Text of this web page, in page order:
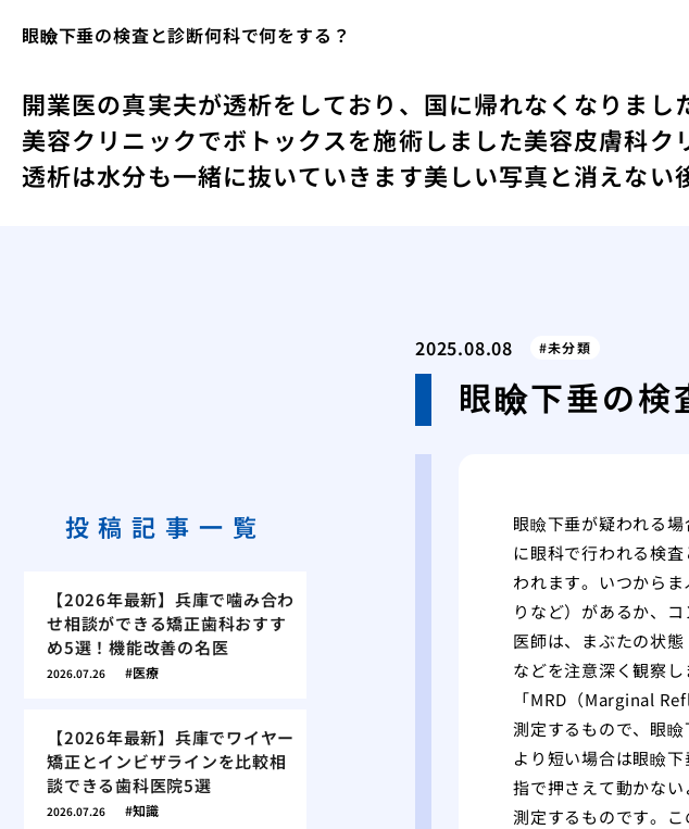
眼瞼下垂の検査と診断何科で何をする？
開業医の真実夫が透析をしており、国に帰れなくなりまし
美容クリニックでボトックスを施術しました美容皮膚科ク
透析は水分も一緒に抜いていきます美しい写真と消えない
2025.08.08 未分類
眼瞼下垂の検
眼瞼下垂が疑われる
に眼科で行われる検
われます。いつから
りなど）があるか、
医師は、まぶたの状
などを注意深く観察
「MRD（Marginal
測定するもので、眼
より短い場合は眼瞼
指で押さえて動かな
測定するものです。
投稿記事一覧
【2026年最新】兵庫で噛み合わ
せ相談ができる矯正歯科おすす
め5選！機能改善の名医
2026.07.26 医療
【2026年最新】兵庫でワイヤー
矯正とインビザラインを比較相
談できる歯科医院5選
2026.07.26 知識